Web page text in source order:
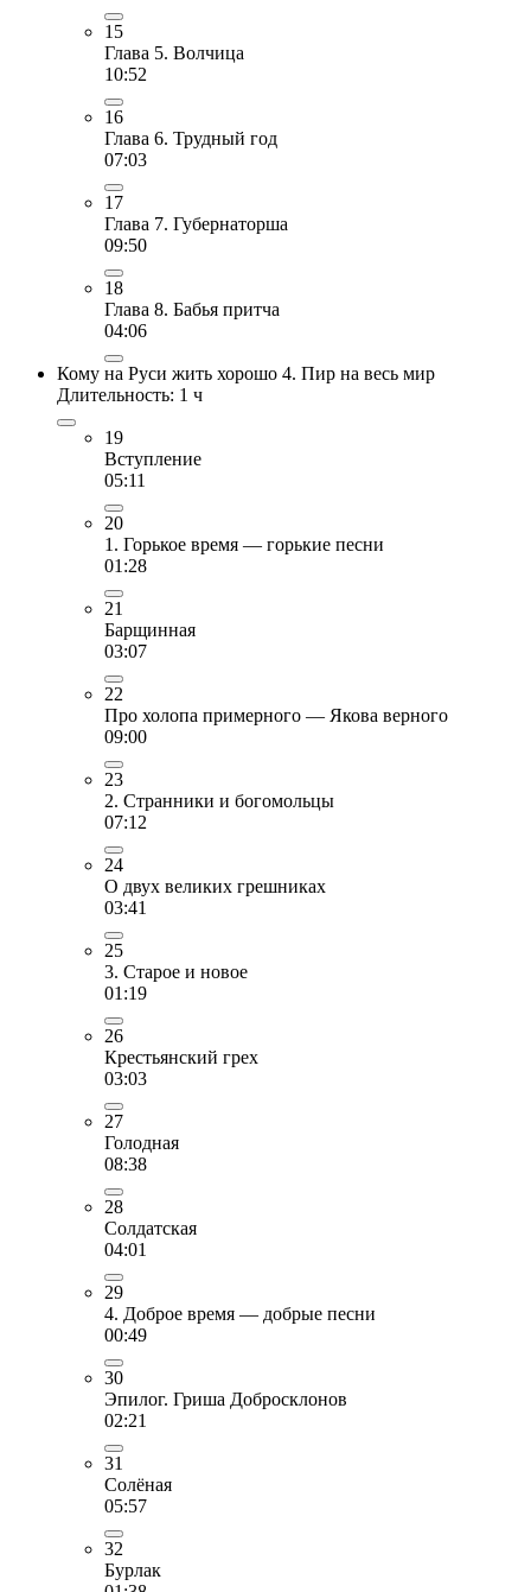
15
Глава 5. Волчица
10:52
16
Глава 6. Трудный год
07:03
17
Глава 7. Губернаторша
09:50
18
Глава 8. Бабья притча
04:06
Кому на Руси жить хорошо 4. Пир на весь мир
Длительность: 1 ч
19
Вступление
05:11
20
1. Горькое время — горькие песни
01:28
21
Барщинная
03:07
22
Про холопа примерного — Якова верного
09:00
23
2. Странники и богомольцы
07:12
24
О двух великих грешниках
03:41
25
3. Старое и новое
01:19
26
Крестьянский грех
03:03
27
Голодная
08:38
28
Солдатская
04:01
29
4. Доброе время — добрые песни
00:49
30
Эпилог. Гриша Добросклонов
02:21
31
Солёная
05:57
32
Бурлак